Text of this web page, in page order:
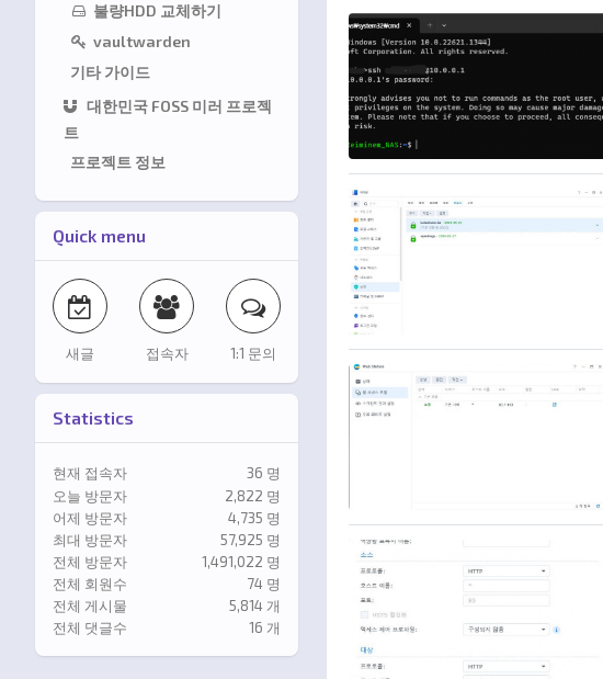
불량HDD 교체하기
vaultwarden
기타 가이드
대한민국 FOSS 미러 프로젝
트
프로젝트 정보
Quick menu
새글 접속자 1:1 문의
Statistics
현재 접속자
36 명
오늘 방문자
2,822 명
어제 방문자
4,735 명
최대 방문자
57,925 명
전체 방문자
1,491,022 명
전체 회원수
74 명
전체 게시물
5,814 개
전체 댓글수
16 개